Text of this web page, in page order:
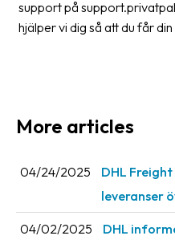
Printer
settings
terms
Pickups
Manuals
Downloads
support på
hjälper vi dig så att du får
More articles
04/24/2025
DHL
leveranser
04/02/2025
DHL